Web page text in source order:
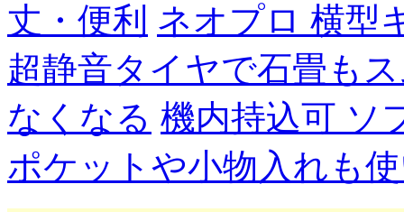
丈・便利 ネオプロ 横型
超静音タイヤで石畳も
なくなる 機内持込可 ソ
ポケットや小物入れも